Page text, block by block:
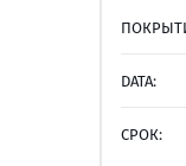
DATA:
СРОК: